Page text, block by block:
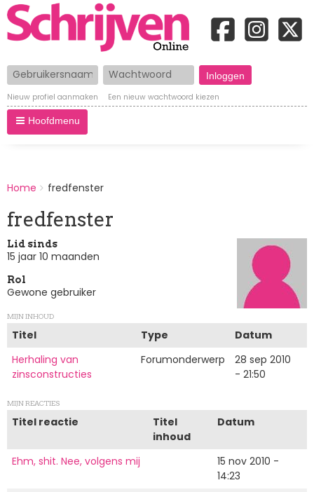
Gebruikersnaam Wachtwoord
Nieuw profiel aanmaken Een nieuw wachtwoord kiezen
Hoofdmenu
BREADCRUMBS
You
here:
Home fredfenster
fredfenster
Lid sinds
15 jaar 10 maanden
Rol
Gewone gebruiker
MIJN INHOUD
Titel Type
Datum
Herhaling van
zinsconstructies
Forumonderwerp
28 sep 2010
- 21:50
MIJN REACTIES
Titel reactie
Titel
inhoud
Datum
Ehm, shit. Nee, volgens mij
15 nov 2010 -
14:23